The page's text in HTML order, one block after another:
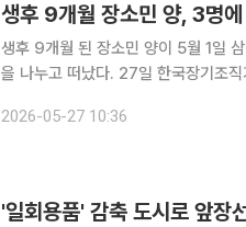
생후 9개월 장소민 양, 3명
생후 9개월 된 장소민 양이 5월 1일
을 나누고 떠났다. 27일 한국장기조직기증원에 따르면 소민 양은 4월 19일 열이 나기 시작해 소아
2026-05-27 10:36
'일회용품' 감축 도시로 앞장